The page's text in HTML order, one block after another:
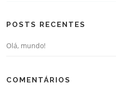
POSTS RECENTES
Olá, mundo!
COMENTÁRIOS